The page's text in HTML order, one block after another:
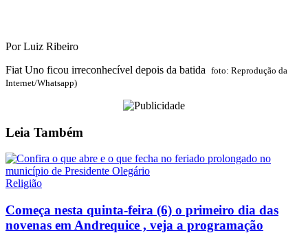
Por Luiz Ribeiro
Fiat Uno ficou irreconhecível depois da batida foto: Reprodução da
Internet/Whatsapp)
Leia Também
Religião
Começa nesta quinta-feira (6) o primeiro dia das
novenas em Andrequice , veja a programação